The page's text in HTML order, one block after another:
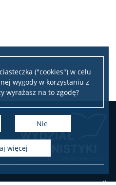
("cookies") w celu
wygody w korzystaniu z
wyrażasz na to zgodę?
Nie
więcej